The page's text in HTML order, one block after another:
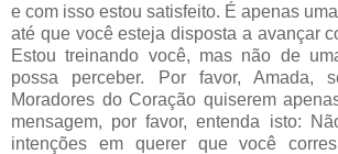
e com isso estou satisfeito. É apenas
até que você esteja disposta a avançar
Estou treinando você, mas não de
possa perceber. Por favor, Amada,
Moradores do Coração quiserem
mensagem, por favor, entenda isto:
intenções em querer que você